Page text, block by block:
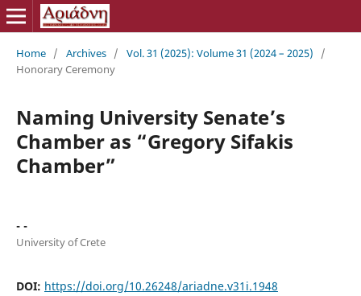
Home / Archives / Vol. 31 (2025): Volume 31 (2024 – 2025)
/
Honorary Ceremony
Naming University Senate’s
Chamber as “Gregory Sifakis
Chamber”
- -
University of Crete
DOI: https://doi.org/10.26248/ariadne.v31i.1948